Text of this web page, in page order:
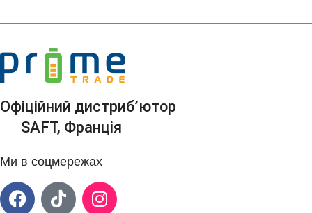
Офіційний дистриб’ютор
SAFT, Франція
Ми в соцмережах